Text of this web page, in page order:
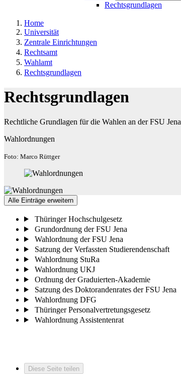
Rechtsgrundlagen
Home
Universität
Zentrale Einrichtungen
Rechtsamt
Wahlamt
Rechtsgrundlagen
Rechtsgrundlagen
Rechtliche Grundlagen für die Wahlen an der FSU Jena
Wahlordnungen
Foto: Marco Rüttger
Alle Einträge erweitern
Thüringer Hochschulgesetz
Grundordnung der FSU Jena
Wahlordnung der FSU Jena
Satzung der Verfassten Studierendenschaft
Wahlordnung StuRa
Wahlordnung UKJ
Ordnung der Graduierten-Akademie
Satzung des Doktorandenrates der FSU Jena
Wahlordnung DFG
Thüringer Personalvertretungsgesetz
Wahlordnung Assistentenrat
Diese Seite teilen